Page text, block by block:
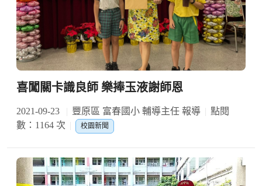
喜闖關卡識良師 樂捧玉液謝師恩
2021-09-23 豐原區 富春國小 輔導主任 報導
點閱
數：1164 次
校園新聞